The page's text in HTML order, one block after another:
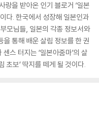
랑을 받아온 인기 블로거 ‘일본
다. 한국에서 성장해 일본인과
모님들, 일본의 각종 정보서와
통해 배운 살림 정보를 한 권
스 터지는 ‘일본아줌마’의 살
초보’ 딱지를 떼게 될 것이다.